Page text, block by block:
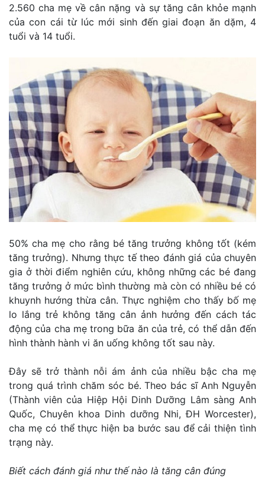
2.560 cha mẹ về cân nặng và sự tăng cân khỏe mạnh
của con cái từ lúc mới sinh đến giai đoạn ăn dặm, 4
tuổi và 14 tuổi.
50% cha mẹ cho rằng bé tăng trưởng không tốt (kém
tăng trưởng). Nhưng thực tế theo đánh giá của chuyên
gia ở thời điểm nghiên cứu, không những các bé đang
tăng trưởng ở mức bình thường mà còn có nhiều bé có
khuynh hướng thừa cân. Thực nghiệm cho thấy bố mẹ
lo lắng trẻ không tăng cân ảnh hưởng đến cách tác
động của cha mẹ trong bữa ăn của trẻ, có thể dẫn đến
hình thành hành vi ăn uống không tốt sau này.
Đây sẽ trở thành nỗi ám ảnh của nhiều bậc cha mẹ
trong quá trình chăm sóc bé. Theo bác sĩ Anh Nguyễn
(Thành viên của Hiệp Hội Dinh Dưỡng Lâm sàng Anh
Quốc, Chuyên khoa Dinh dưỡng Nhi, ĐH Worcester),
cha mẹ có thể thực hiện ba bước sau để cải thiện tình
trạng này.
Biết cách đánh giá như thế nào là tăng cân đúng